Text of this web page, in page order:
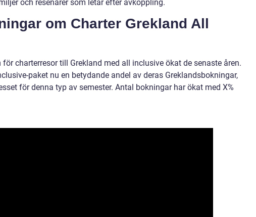
och resenärer som letar efter avkoppling.
om Charter Grekland All
charterresor till Grekland med all inclusive ökat de senaste åren.
paket nu en betydande andel av deras Greklandsbokningar,
för denna typ av semester. Antal bokningar har ökat med X%